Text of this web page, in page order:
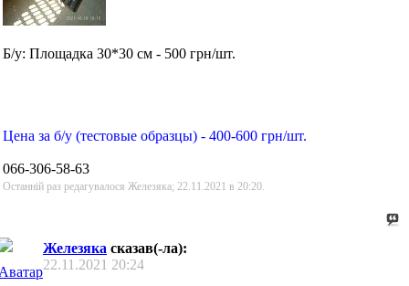
Б/у: Площадка 30*30 см - 500 грн/шт.
Цена за б/у (тестовые образцы) - 400-600 грн/шт.
066-306-58-63
Останній раз редагувалося Железяка; 22.11.2021 в 20:20.
Железяка сказав(-ла):
22.11.2021 20:24